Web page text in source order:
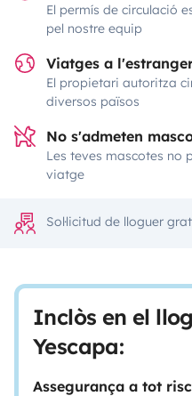
El permís de circulació
pel nostre equip
Viatges a
El propietari autoritza
diversos països
No s'admeten
Les teves mascotes no
viatge
Sol·licitud de lloguer
Inclòs en el
Yescapa:
Assegurança a tot